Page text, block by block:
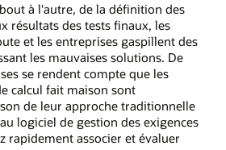
à l'autre, de la définition des
résultats des tests finaux, les
et les entreprises gaspillent des
les mauvaises solutions. De
se rendent compte que les
calcul fait maison sont
de leur approche traditionnelle
logiciel de gestion des exigences
rapidement associer et évaluer